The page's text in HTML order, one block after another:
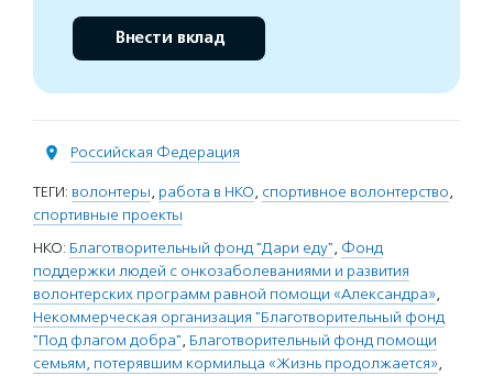
Внести вклад
Российская Федерация
ТЕГИ: волонтеры, работа в НКО, спортивное волонтерство,
спортивные проекты
НКО: Благотворительный фонд "Дари еду", Фонд
поддержки людей с онкозаболеваниями и развития
волонтерских программ равной помощи «Александра»,
Некоммерческая организация "Благотворительный фонд
"Под флагом добра", Благотворительный фонд помощи
семьям, потерявшим кормильца «Жизнь продолжается»,